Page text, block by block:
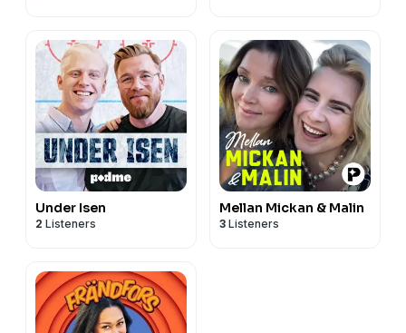
Under Isen
2 Listeners
Mellan Mickan & Malin
3 Listeners